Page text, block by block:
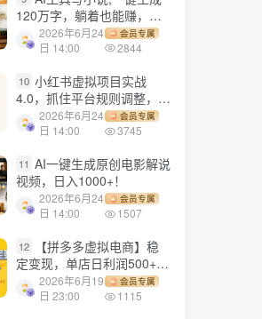
120万字，躺着也能赚，月
入2w+！
2026年6月24
日 14:00
会员专属
2844
10 小红书虚拟项目实战
4.0，抓住平台规则调整，单
店日入500+！
2026年6月24
日 14:00
会员专属
3745
11 AI一键生成原创电影解说
视频，日入1000+！
2026年6月24
日 14:00
会员专属
1507
12
【拼多多虚拟电商】稳
定变现，单店日利润500+，
软件挂机全自动发货，轻松
实现月入1w+！
2026年6月19
日 23:00
会员专属
1115